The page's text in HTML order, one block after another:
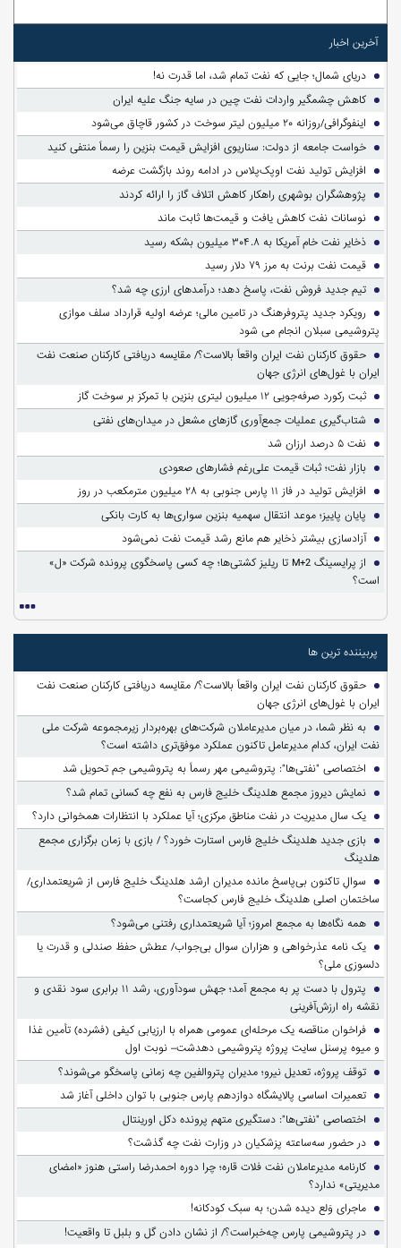
آخرین اخبار
دریای شمال؛ جایی که نفت تمام شد، اما قدرت نه!
کاهش چشمگیر واردات نفت چین در سایه جنگ علیه ایران
اینفوگرافی/روزانه ۲۰ میلیون لیتر سوخت در کشور قاچاق می‌شود
خواست جامعه از دولت: سناریوی افزایش قیمت بنزین را رسماً منتفی کنید
افزایش تولید نفت اوپک‌پلاس در ادامه روند بازگشت عرضه
پژوهشگران بوشهری راهکار کاهش اتلاف گاز را ارائه کردند
نوسانات نفت کاهش یافت و قیمت‌ها ثابت ماند
ذخایر نفت خام آمریکا به ۳۰۴.۸ میلیون بشکه رسید
قیمت نفت برنت به مرز ۷۹ دلار رسید
تیم جدید فروش نفت، پاسخ دهد؛ درآمدهای ارزی چه شد؟
رویکرد جدید پتروفرهنگ در تامین مالی؛ عرضه اولیه قرارداد سلف موازی
پتروشیمی سبلان انجام می شود
حقوق کارکنان نفت ایران واقعاً بالاست؟/ مقایسه دریافتی کارکنان صنعت نفت
ایران با غول‌های انرژی جهان
ثبت رکورد صرفه‌جویی ۱۲ میلیون لیتری بنزین با تمرکز بر سوخت گاز
شتاب‌گیری عملیات جمع‌آوری گازهای مشعل در میدان‌های نفتی
نفت ۵ درصد ارزان شد
بازار نفت؛ ثبات قیمت علی‌رغم فشارهای صعودی
افزایش تولید در فاز ۱۱ پارس جنوبی به ۲۸ میلیون مترمکعب در روز
پایان پاییز؛ موعد انتقال سهمیه بنزین سواری‌ها به کارت بانکی
آزادسازی بیشتر ذخایر هم مانع رشد قیمت نفت نمی‌شود
از پرایسینگ M+2 تا ریلیز کشتی‌ها؛ چه کسی پاسخگوی پرونده شرکت «ل»
است؟
پربیننده ترین ها
حقوق کارکنان نفت ایران واقعاً بالاست؟/ مقایسه دریافتی کارکنان صنعت نفت
ایران با غول‌های انرژی جهان
به نظر شما، در میان مدیرعاملان شرکت‌های بهره‌بردار زیرمجموعه شرکت ملی
نفت ایران، کدام مدیرعامل تاکنون عملکرد موفق‌تری داشته است؟
اختصاصی "نفتی‌ها": پتروشیمی مهر رسماً به پتروشیمی جم تحویل شد
نمایش دیروز مجمع هلدینگ خلیج فارس به نفع چه کسانی تمام شد؟
یک سال مدیریت در نفت مناطق مرکزی؛ آیا عملکرد با انتظارات همخوانی دارد؟
بازی جدید هلدینگ خلیج فارس استارت خورد؟ / بازی با زمان برگزاری مجمع
هلدینگ
سوالِ تاکنون بی‌پاسخ مانده مدیران ارشد هلدینگ خلیج فارس از شریعتمداری/
ساختمان اصلی هلدینگ خلیج فارس کجاست؟
همه نگاه‌ها به مجمع امروز؛ آیا شریعتمداری رفتنی می‌شود؟
یک نامه عذرخواهی و هزاران سوال بی‌جواب/ عطش حفظ صندلی و قدرت یا
دلسوزی ملی؟
پترول با دست پر به مجمع آمد؛ جهش سودآوری، رشد ۱۱ برابری سود نقدی و
نقشه راه ارزش‌آفرینی
فراخوان مناقصه یک مرحله‌ای عمومی همراه با ارزیابی کیفی (فشرده) تأمین غذا
و میوه پرسنل سایت پروژه پتروشیمی دهدشت– نوبت اول
توقف پروژه، تعدیل نیرو؛ مدیران پتروالفین چه زمانی پاسخگو می‌شوند؟
تعمیرات اساسی پالایشگاه دوازدهم پارس جنوبی با توان داخلی آغاز شد
اختصاصی "نفتی‌ها": دستگیری متهم پرونده دکل اورینتال
در حضور سه‌ساعته پزشکیان در وزارت نفت چه گذشت؟
کارنامه مدیرعاملان نفت فلات قاره؛ چرا دوره احمدرضا راستی هنوز «امضای
مدیریتی» ندارد؟
ماجرای وَلع دیده شدن؛ به سبک کودکانه!
در پتروشیمی پارس چه‌خبراست؟/ از نشان دادن گل و بلبل تا واقعیت!